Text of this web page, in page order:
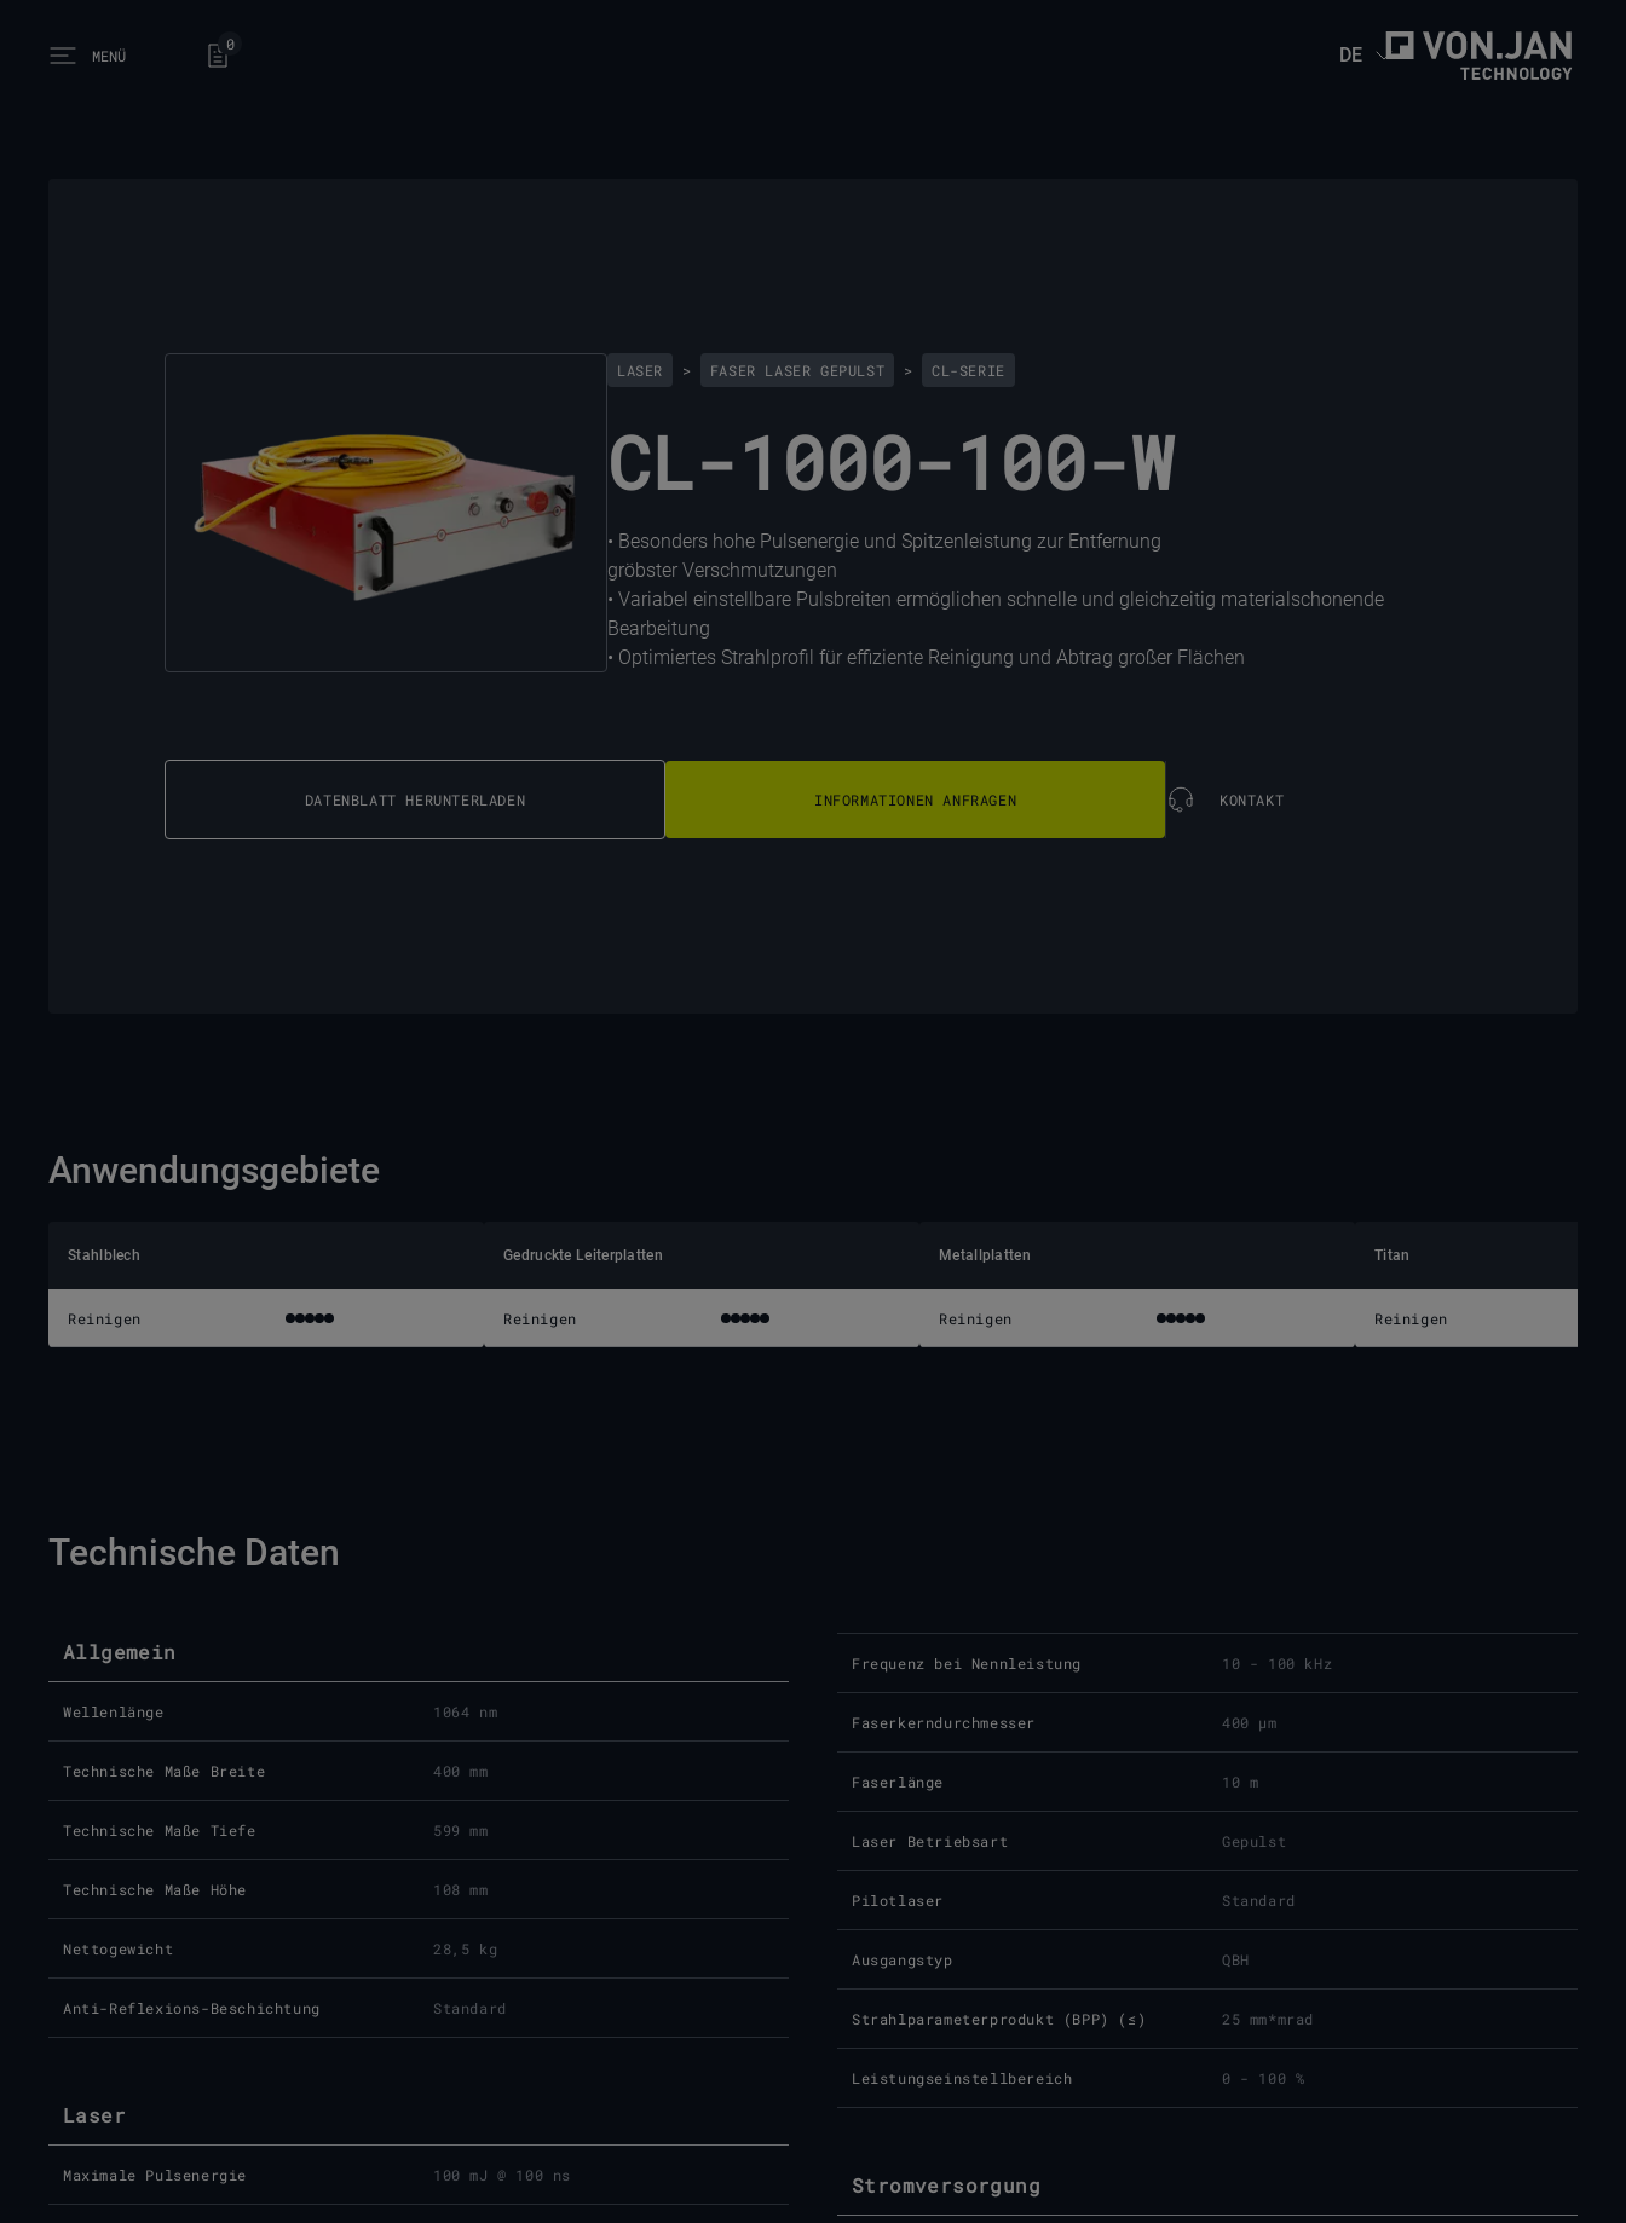
Open main menu
MENÜ
0 DE
LASER > FASER LASER GEPULST > CL-SERIE
CL-1000-100-W
• Besonders hohe Pulsenergie und Spitzenleistung zur Entfernung
gröbster Verschmutzungen
• Variabel einstellbare Pulsbreiten ermöglichen schnelle und gleichzeitig materialschonende
Bearbeitung
• Optimiertes Strahlprofil für effiziente Reinigung und Abtrag großer Flächen
DATENBLATT HERUNTERLADEN INFORMATIONEN ANFRAGEN KONTAKT
Anwendungsgebiete
Stahlblech
Reinigen
Gedruckte Leiterplatten
Reinigen
Metallplatten
Reinigen
Titan
Reinigen
Technische Daten
Allgemein
Wellenlänge 1064 nm
Technische Maße Breite 400 mm
Technische Maße Tiefe 599 mm
Technische Maße Höhe 108 mm
Nettogewicht 28,5 kg
Anti-Reflexions-Beschichtung Standard
Laser
Maximale Pulsenergie 100 mJ @ 100 ns
Frequenz bei Nennleistung 10 - 100 kHz
Faserkerndurchmesser 400 µm
Faserlänge 10 m
Laser Betriebsart Gepulst
Pilotlaser Standard
Ausgangstyp QBH
Strahlparameterprodukt (BPP) (≤) 25 mm*mrad
Leistungseinstellbereich 0 - 100 %
Stromversorgung